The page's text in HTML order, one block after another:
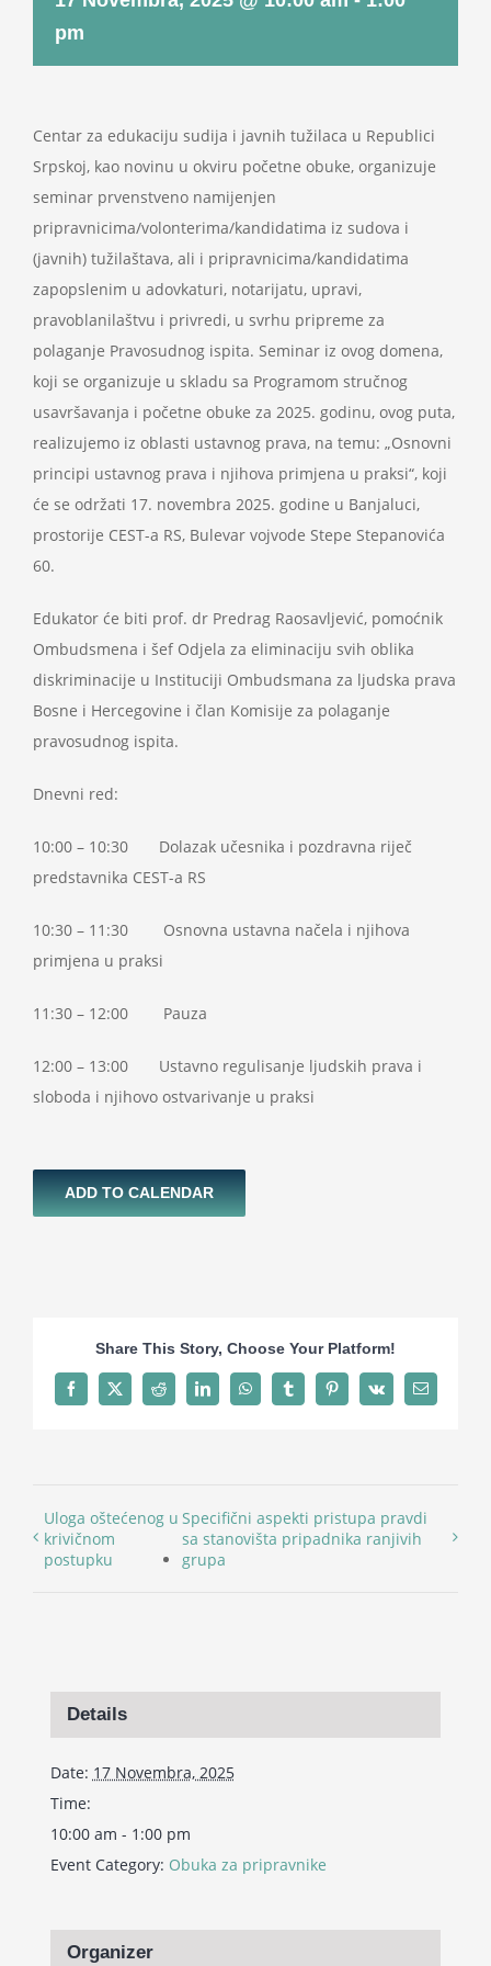
Kontakt
Search
for:
pm
Centar za edukaciju sudija i javnih tužilaca u Republici
Srpskoj, kao novinu u okviru početne obuke, organizuje
seminar prvenstveno namijenjen
pripravnicima/volonterima/kandidatima iz sudova i
(javnih) tužilaštava, ali i pripravnicima/kandidatima
zapopslenim u adovkaturi, notarijatu, upravi,
pravoblanilaštvu i privredi, u svrhu pripreme za
polaganje Pravosudnog ispita. Seminar iz ovog domena,
koji se organizuje u skladu sa Programom stručnog
usavršavanja i početne obuke za 2025. godinu, ovog puta,
realizujemo iz oblasti ustavnog prava, na temu: „Osnovni
principi ustavnog prava i njihova primjena u praksi“, koji
će se održati 17. novembra 2025. godine u Banjaluci,
prostorije CEST-a RS, Bulevar vojvode Stepe Stepanovića
60.
Edukator će biti prof. dr Predrag Raosavljević, pomoćnik
Ombudsmena i šef Odjela za eliminaciju svih oblika
diskriminacije u Instituciji Ombudsmana za ljudska prava
Bosne i Hercegovine i član Komisije za polaganje
pravosudnog ispita.
Dnevni red:
10:00 – 10:30 Dolazak učesnika i pozdravna riječ
predstavnika CEST-a RS
10:30 – 11:30 Osnovna ustavna načela i njihova
primjena u praksi
11:30 – 12:00 Pauza
12:00 – 13:00 Ustavno regulisanje ljudskih prava i
sloboda i njihovo ostvarivanje u praksi
ADD TO CALENDAR
Share This Story, Choose Your Platform!
Facebook
X Reddit LinkedInWhatsAppTumblrPinterest
Vk Email
Uloga oštećenog u
krivičnom
postupku
Specifični aspekti pristupa pravdi
sa stanovišta pripadnika ranjivih
grupa
Details
Date: 17 Novembra, 2025
Time:
10:00 am - 1:00 pm
Event Category: Obuka za pripravnike
Organizer